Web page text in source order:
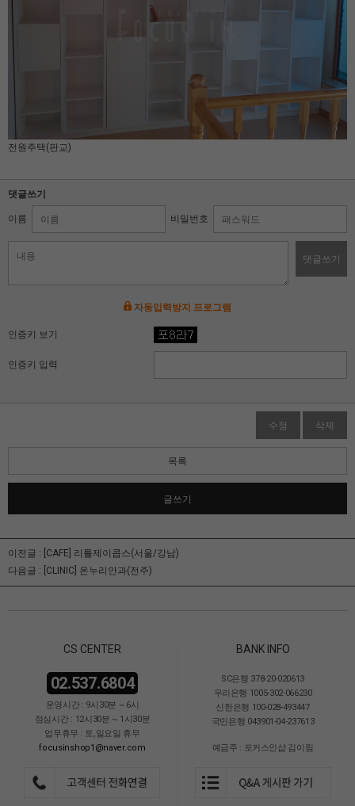
전원주택(판교)
댓글쓰기
이름 비밀번호
댓글쓰기
자동입력방지 프로그램
인증키 보기
인증키 입력
수정 삭제
목록
글쓰기
이전글 : [CAFE] 리틀제이콥스(서울/강남)
다음글 : [CLINIC] 온누리안과(전주)
CS CENTER
02.537.6804
운영시간 : 9시30분 ~ 6시
점심시간 : 12시30분 ~ 1시30분
업무휴무 : 토,일요일 휴무
focusinshop1@naver.com
BANK INFO
SC은행 378-20-020613
우리은행 1005-302-066230
신한은행 100-028-493447
국민은행 043901-04-237613
예금주 : 포커스인샵 김이림